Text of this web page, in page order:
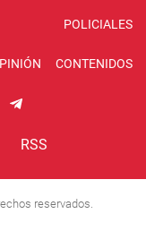
POLICIALES
CONTENIDOS
RSS
reservados.